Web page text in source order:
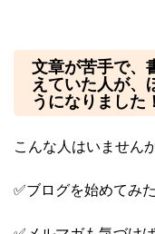
文章が苦手で、
えていた人が、
うになりました！
こんな人はいません
✅ブログを始めてみ